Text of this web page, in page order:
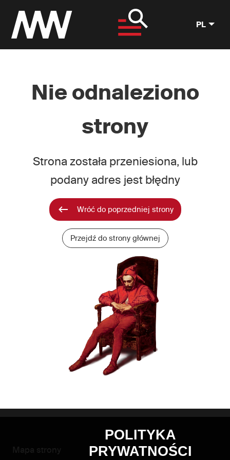
PL
Nie odnaleziono
strony
Strona została przeniesiona, lub
podany adres jest błędny
Wróć do poprzedniej strony
Przejdź do strony głównej
POLITYKA
PRYWATNOŚCI